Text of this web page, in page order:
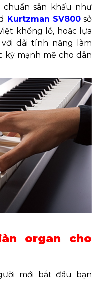
chuẩn sân khấu như
Kurtzman SV800 sở
khổng lồ, hoặc lựa
với dải tính năng làm
kỳ mạnh mẽ cho dân
organ cho
mới bắt đầu bạn